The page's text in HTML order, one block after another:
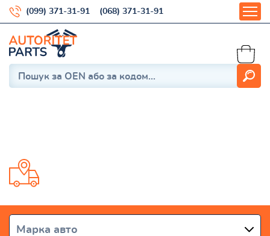
(099) 371-31-91 (068) 371-31-91
Марка авто